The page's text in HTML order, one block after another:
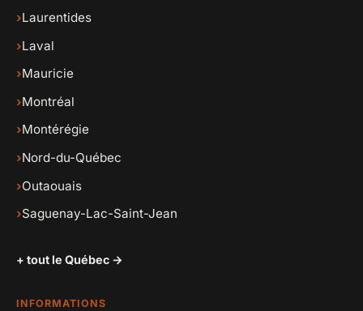
›Laurentides
›Laval
›Mauricie
›Montréal
›Montérégie
›Nord-du-Québec
›Outaouais
›Saguenay-Lac-Saint-Jean
+ tout le Québec →
INFORMATIONS